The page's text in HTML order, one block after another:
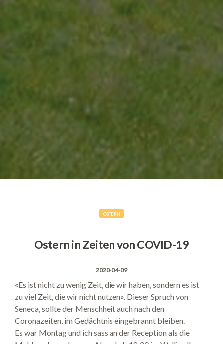
OSTERN
Ostern in Zeiten von COVID-19
2020-04-09
«Es ist nicht zu wenig Zeit, die wir haben, sondern es ist
zu viel Zeit, die wir nicht nutzen». Dieser Spruch von
Seneca, sollte der Menschheit auch nach den
Coronazeiten, im Gedächtnis eingebrannt bleiben.
Es war Montag und ich sass an der Reception als die